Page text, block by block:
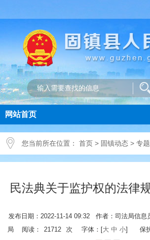
网站首页
您当前所在位置： 首页 > 固镇动态 > 专
民法典关于监护权的法律
发布日期：2022-11-14 09:32 作者：司法局信
局 阅读：
21712 次 字体：[大 中 小] 保